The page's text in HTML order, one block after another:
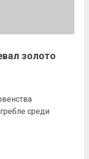
золото
среди